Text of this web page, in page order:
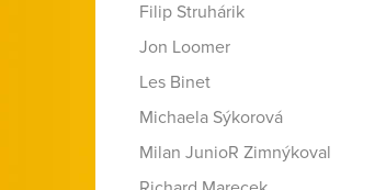
Filip Struhárik
Jon Loomer
Les Binet
Michaela Sýkorová
Milan JunioR Zimnýkoval